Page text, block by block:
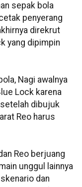
sepak bola
penyerang
direkrut
yang dipimpin
Nagi awalnya
Lock karena
dibujuk
Reo harus
Reo berjuang
unggul lainnya
dan